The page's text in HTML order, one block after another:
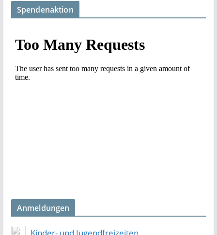
Spendenaktion
Anmeldungen
Kinder- und Jugendfreizeiten